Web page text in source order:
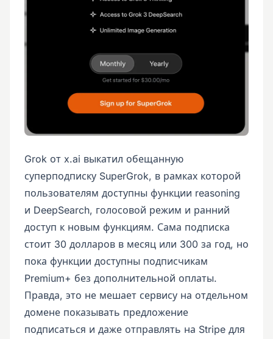
Grok от x.ai выкатил обещанную
суперподписку SuperGrok, в рамках которой
пользователям доступны функции reasoning
и DeepSearch, голосовой режим и ранний
доступ к новым функциям. Сама подписка
стоит 30 долларов в месяц или 300 за год, но
пока функции доступны подписчикам
Premium+ без дополнительной оплаты.
Правда, это не мешает сервису на отдельном
домене показывать предложение
подписаться и даже отправлять на Stripe для